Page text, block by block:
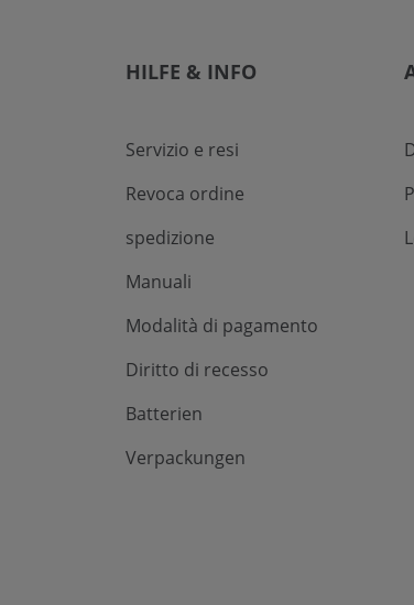
HILFE & INFO
Servizio e resi
Revoca ordine
spedizione
Manuali
Modalità di pagamento
Diritto di recesso
Batterien
Verpackungen